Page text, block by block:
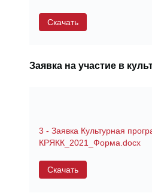
Скачать
Заявка на участие в
3 - Заявка Культурная
КРЯКК_2021_Форма.docx
Скачать